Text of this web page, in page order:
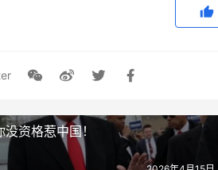
资格惹中国！